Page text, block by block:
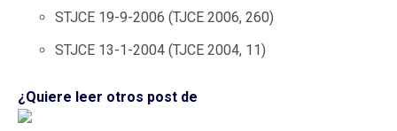
STJCE 19-9-2006 (TJCE 2006, 260)
STJCE 13-1-2004 (TJCE 2004, 11)
¿Quiere leer otros post de